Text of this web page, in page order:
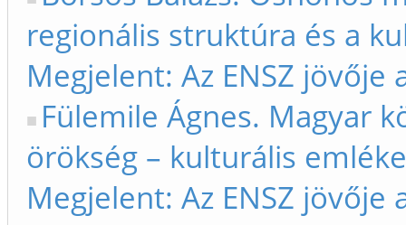
regionális struktúra és a
Megjelent: Az ENSZ
Fülemile Ágnes. Magyar
örökség – kulturális
Megjelent: Az ENSZ